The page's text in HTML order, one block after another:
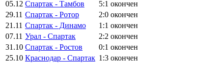
05.12 Спартак - Тамбов 5:1 окончен
29.11 Спартак - Ротор 2:0 окончен
21.11 Спартак - Динамо 1:1 окончен
07.11 Урал - Спартак 2:2 окончен
31.10 Спартак - Ростов 0:1 окончен
25.10 Краснодар - Спартак 1:3 окончен